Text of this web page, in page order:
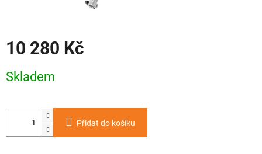
10 280 Kč
cena:
Skladem
Přidat do košíku